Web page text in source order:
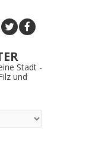
Stadt -
und